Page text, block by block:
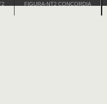
FIGURA-NT2 CONCORDIA